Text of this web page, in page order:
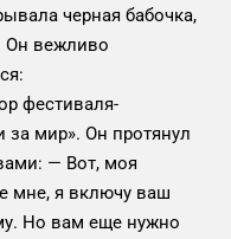
черная бабочка,
Он вежливо
фестиваля-
мир». Он протянул
— Вот, моя
мне, я включу ваш
Но вам еще нужно